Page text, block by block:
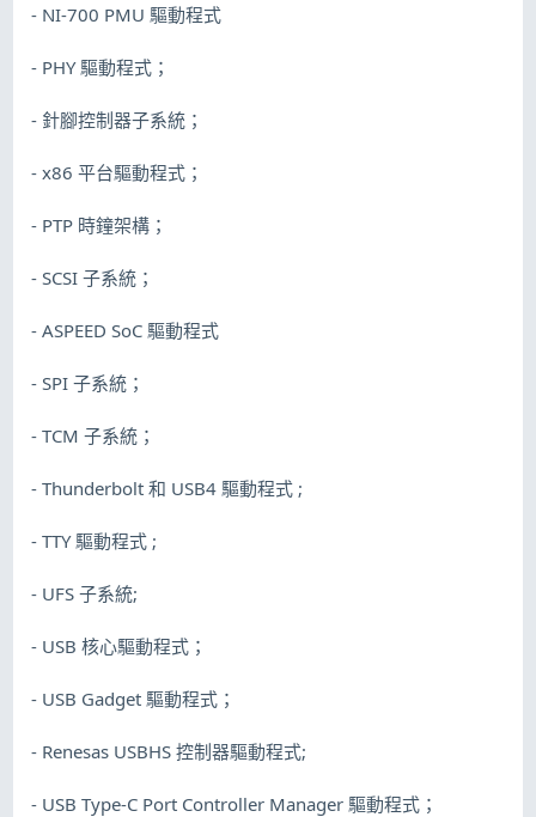
- NI-700 PMU 驅動程式
- PHY 驅動程式；
- 針腳控制器子系統；
- x86 平台驅動程式；
- PTP 時鐘架構；
- SCSI 子系統；
- ASPEED SoC 驅動程式
- SPI 子系統；
- TCM 子系統；
- Thunderbolt 和 USB4 驅動程式 ;
- TTY 驅動程式 ;
- UFS 子系統;
- USB 核心驅動程式；
- USB Gadget 驅動程式；
- Renesas USBHS 控制器驅動程式;
- USB Type-C Port Controller Manager 驅動程式；